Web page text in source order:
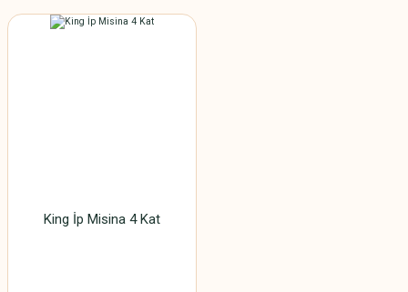
King İp Misina 4 Kat